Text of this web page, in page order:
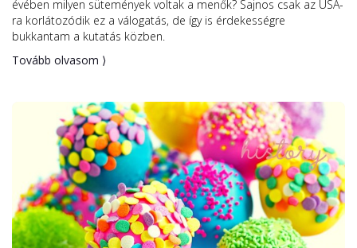
évében milyen sütemények voltak a menők? Sajnos csak az USA-
ra korlátozódik ez a válogatás, de így is érdekességre
bukkantam a kutatás közben.
Tovább olvasom ⟩